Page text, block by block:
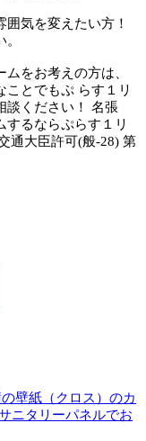
気を変えたい方！
をお考えの方は、
とでもぷ らす１リ
談ください！ 名張
るならぷらす１リ
通大臣許可(般-28) 第
壁紙（クロス）のカ
ニタリーパネルでお